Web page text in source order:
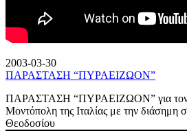
2003-03-30
ΠΑΡΑΣΤΑΣΗ “ΠΥΡΑΕΙΖΩΟΝ”
ΠΑΡΑΣΤΑΣΗ “ΠΥΡΑΕΙΖΩΟΝ” για τον
Μοντόπολη της Ιταλίας με την διάσημη
Θεοδοσίου